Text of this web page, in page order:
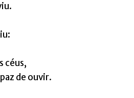
céus,
de ouvir.